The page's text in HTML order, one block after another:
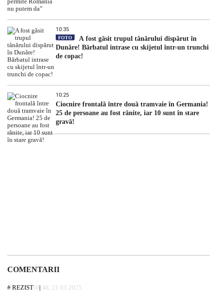
10:35
FOTO
A fost găsit trupul tânărului dispărut în
Dunăre! Bărbatul intrase cu skijetul într-un trunchi
de copac!
10:25
Ciocnire frontală între două tramvaie în Germania!
25 de persoane au fost rănite, iar 10 sunt în stare
gravă!
COMENTARII
# REZIST08:48, 21.03.2025